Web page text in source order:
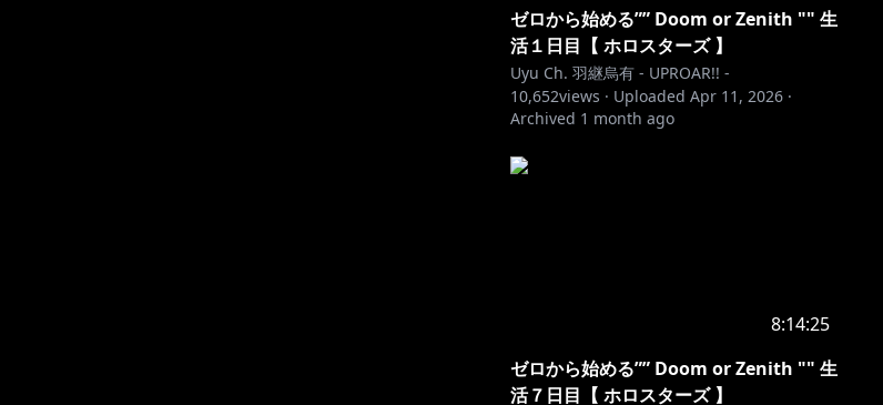
ゼロから始める”” Doom or Zenith "" 生
活１日目【 ホロスターズ 】
Uyu Ch. 羽継烏有 - UPROAR!! -
10,652views · Uploaded Apr 11, 2026 ·
Archived 1 month ago
8:14:25
ゼロから始める”” Doom or Zenith "" 生
活７日目【 ホロスターズ 】